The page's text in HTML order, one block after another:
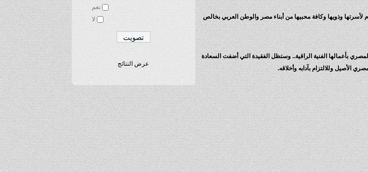
نعم
لا
عرض النتائج
لأسرتها وذويها وكافة محبيها من أبناء مصر والوطن العربي بخالص
بأعمالها الفنية الراقية.. وستظل الفقيدة التي أضفت السعادة
الأصيل وللالتزام بآدابه وأخلاقه.